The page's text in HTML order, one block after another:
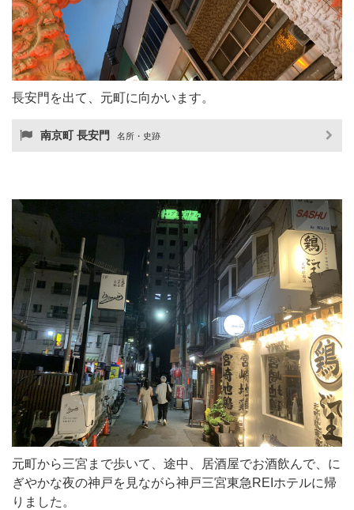
長安門を出て、元町に向かいます。
南京町 長安門 名所・史跡
元町から三宮まで歩いて、途中、居酒屋でお酒飲んで、に
ぎやかな夜の神戸を見ながら神戸三宮東急REIホテルに帰
りました。